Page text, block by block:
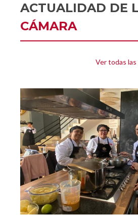
ACTUALIDAD DE
CÁMARA
Ver todas